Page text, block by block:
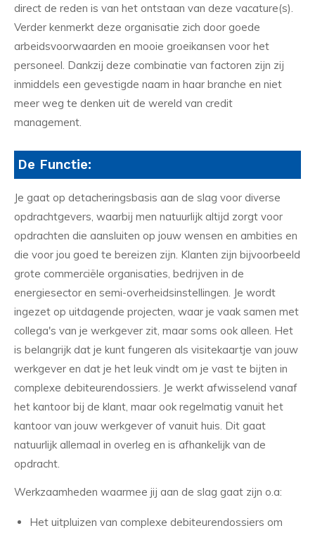
direct de reden is van het ontstaan van deze vacature(s).
Verder kenmerkt deze organisatie zich door goede
arbeidsvoorwaarden en mooie groeikansen voor het
personeel. Dankzij deze combinatie van factoren zijn zij
inmiddels een gevestigde naam in haar branche en niet
meer weg te denken uit de wereld van credit
management.
De Functie:
Je gaat op detacheringsbasis aan de slag voor diverse
opdrachtgevers, waarbij men natuurlijk altijd zorgt voor
opdrachten die aansluiten op jouw wensen en ambities en
die voor jou goed te bereizen zijn. Klanten zijn bijvoorbeeld
grote commerciële organisaties, bedrijven in de
energiesector en semi-overheidsinstellingen. Je wordt
ingezet op uitdagende projecten, waar je vaak samen met
collega's van je werkgever zit, maar soms ook alleen. Het
is belangrijk dat je kunt fungeren als visitekaartje van jouw
werkgever en dat je het leuk vindt om je vast te bijten in
complexe debiteurendossiers. Je werkt afwisselend vanaf
het kantoor bij de klant, maar ook regelmatig vanuit het
kantoor van jouw werkgever of vanuit huis. Dit gaat
natuurlijk allemaal in overleg en is afhankelijk van de
opdracht.
Werkzaamheden waarmee jij aan de slag gaat zijn o.a:
Het uitpluizen van complexe debiteurendossiers om